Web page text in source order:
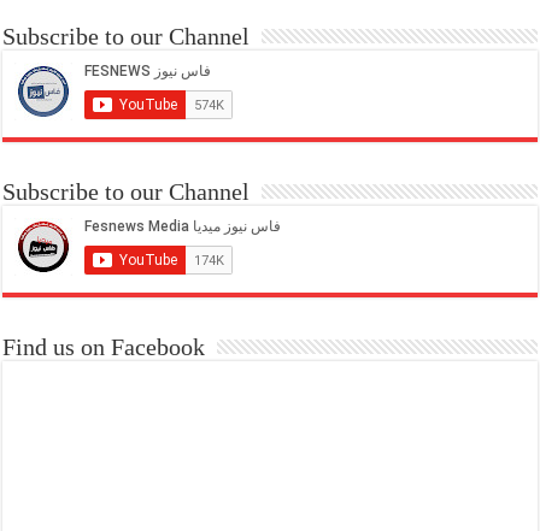
Subscribe to our Channel
Subscribe to our Channel
Find us on Facebook